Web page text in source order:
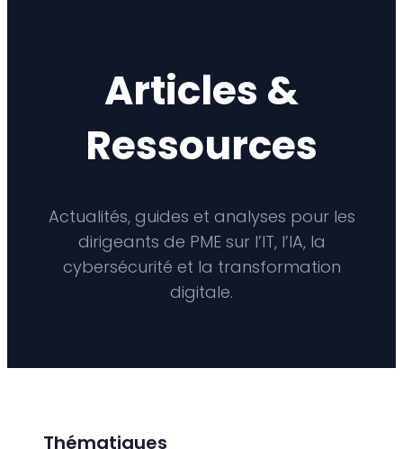
Articles &
Ressources
Actualités, guides et analyses pour les
dirigeants de PME sur l’IT, l’IA, la
cybersécurité et la transformation
digitale.
Thématiques